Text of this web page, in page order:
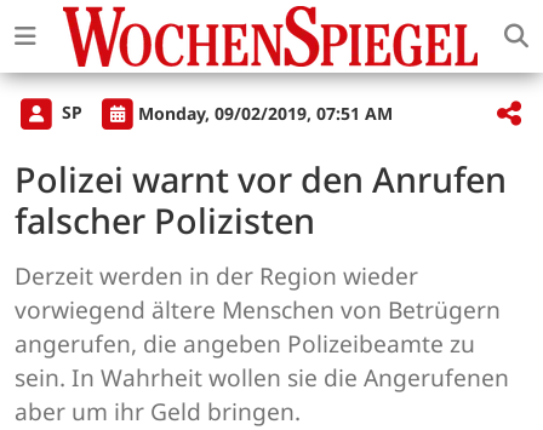
SP Monday, 09/02/2019, 07:51 AM
Polizei warnt vor den Anrufen
falscher Polizisten
Derzeit werden in der Region wieder
vorwiegend ältere Menschen von Betrügern
angerufen, die angeben Polizeibeamte zu
sein. In Wahrheit wollen sie die Angerufenen
aber um ihr Geld bringen.